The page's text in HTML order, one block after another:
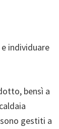
individuare
bensì a
gestiti a